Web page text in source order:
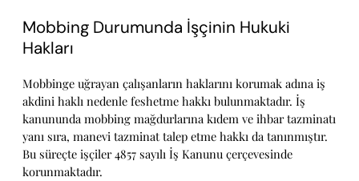
Mobbing Durumunda İşçinin Hukuki
Hakları
Mobbinge uğrayan çalışanların haklarını korumak adına iş
akdini haklı nedenle feshetme hakkı bulunmaktadır. İş
kanununda mobbing mağdurlarına kıdem ve ihbar tazminatı
yanı sıra, manevi tazminat talep etme hakkı da tanınmıştır.
Bu süreçte işçiler 4857 sayılı İş Kanunu çerçevesinde
korunmaktadır.